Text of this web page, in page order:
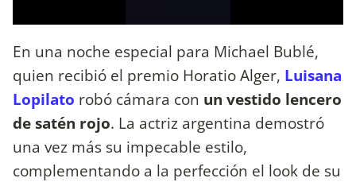
En una noche especial para Michael Bublé,
quien recibió el premio Horatio Alger, Luisana
Lopilato robó cámara con un vestido lencero
de satén rojo. La actriz argentina demostró
una vez más su impecable estilo,
complementando a la perfección el look de su